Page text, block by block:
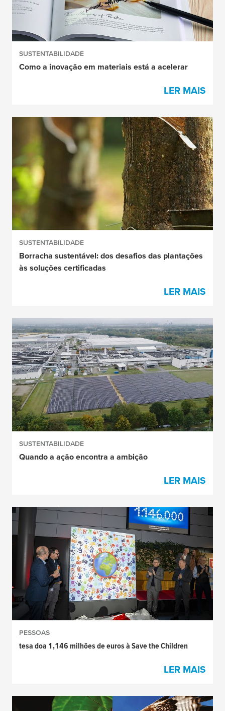
SUSTENTABILIDADE
Como a inovação em materiais está a acelerar
LER MAIS
SUSTENTABILIDADE
Borracha sustentável: dos desafios das plantações
às soluções certificadas
LER MAIS
SUSTENTABILIDADE
Quando a ação encontra a ambição
LER MAIS
PESSOAS
tesa doa 1,146 milhões de euros à Save the Children
LER MAIS